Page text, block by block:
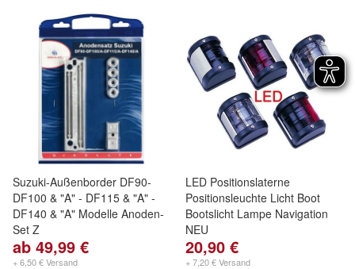
Suzuki-Außenborder DF90-
DF100 & "A" - DF115 & "A" -
DF140 & "A" Modelle Anoden-
Set Z
ab 49,99 €
+ 6,50 € Versand
LED Positionslaterne
Positionsleuchte Licht Boot
Bootslicht Lampe Navigation
NEU
20,90 €
+ 7,20 € Versand